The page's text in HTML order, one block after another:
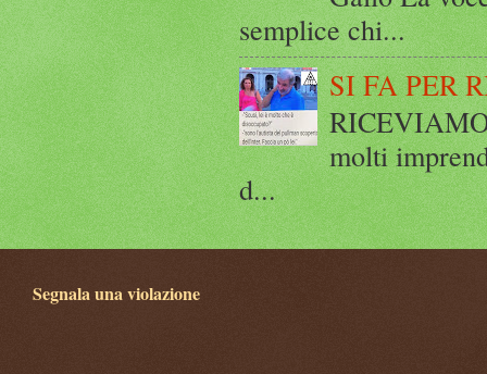
semplice chi...
SI FA PER
molti
d...
Segnala una violazione